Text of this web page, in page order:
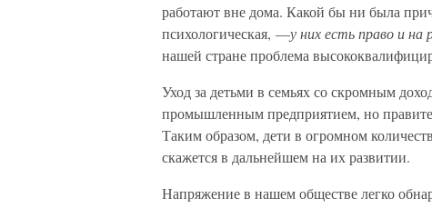
работают вне дома. Какой бы ни была
психологическая, —у них есть право и на
нашей стране проблема
Уход за детьми в семьях со скромным
промышленным предприятием, но
Таким образом, дети в огромном
скажется в дальнейшем на их развитии.
Напряжение в нашем обществе легко